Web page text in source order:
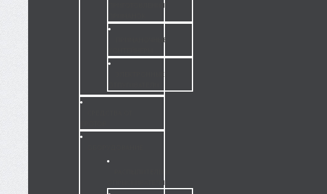
ПРИГОТОВЛЕНИЯ
ПРИМАНОЧНЫЕ
ЭЛЕКТРОННЫЕ
ОПРЫСКИВАТЕЛИ